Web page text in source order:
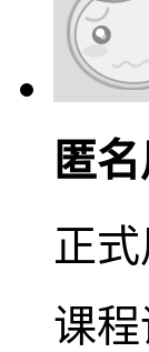
匿
正式
课